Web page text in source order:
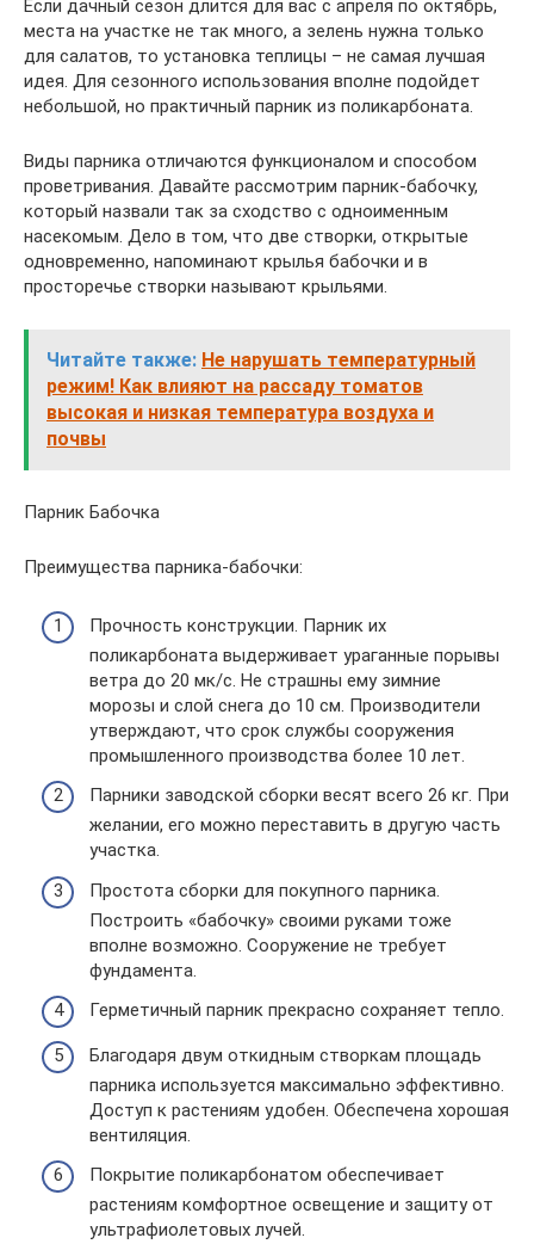
Если дачный сезон длится для вас с апреля по октябрь,
места на участке не так много, а зелень нужна только
для салатов, то установка теплицы – не самая лучшая
идея. Для сезонного использования вполне подойдет
небольшой, но практичный парник из поликарбоната.
Виды парника отличаются функционалом и способом
проветривания. Давайте рассмотрим парник-бабочку,
который назвали так за сходство с одноименным
насекомым. Дело в том, что две створки, открытые
одновременно, напоминают крылья бабочки и в
просторечье створки называют крыльями.
Читайте также: Не нарушать температурный
режим! Как влияют на рассаду томатов
высокая и низкая температура воздуха и
почвы
Парник Бабочка
Преимущества парника-бабочки:
Прочность конструкции. Парник их
поликарбоната выдерживает ураганные порывы
ветра до 20 мк/с. Не страшны ему зимние
морозы и слой снега до 10 см. Производители
утверждают, что срок службы сооружения
промышленного производства более 10 лет.
Парники заводской сборки весят всего 26 кг. При
желании, его можно переставить в другую часть
участка.
Простота сборки для покупного парника.
Построить «бабочку» своими руками тоже
вполне возможно. Сооружение не требует
фундамента.
Герметичный парник прекрасно сохраняет тепло.
Благодаря двум откидным створкам площадь
парника используется максимально эффективно.
Доступ к растениям удобен. Обеспечена хорошая
вентиляция.
Покрытие поликарбонатом обеспечивает
растениям комфортное освещение и защиту от
ультрафиолетовых лучей.